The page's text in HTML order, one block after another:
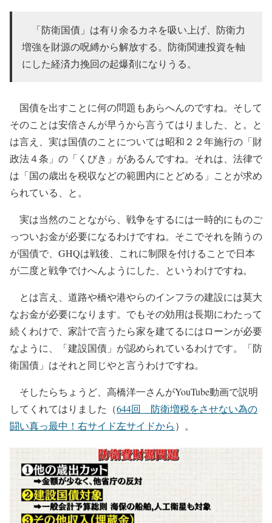
「防衛国債」は有り余るカネを吸い上げ、防衛力
増強を財源の呪縛から解放する。防衛関連投資を軸
にした経済力挽回の起爆剤になりうる。
国債を出すことに何の問題もあらへんのですね。そして
そのことは安倍さんが早うから言うてはりました、と。と
は言え、実は国債のことについては昭和２２年施行の「財
政法４条」の「くびき」があるんですね。それは、法律で
は「国の歳出を税収などの範囲内にとどめる」ことが求め
られている、と。
実は当然のことながら、戦争をするには一時的にものご
っついお金が必要になるわけですね。そこでそれを賄うの
が国債で、GHQは戦後、これに制限を付けることで日本
が二度と戦争でけへんようにした、というわけですね。
とは言え、道路や橋や港やらのインフラの建設には莫大
なお金が必要になります。でもその効用は長期にわたって
続くわけで、家計で言うたら家を建てるにはローンが必要
なように、「建設国債」が認められているわけです。「防
衛国債」はそれと同じやと言うわけですね。
そしたらちょうど、高橋洋一さんがYouTube動画で説明
してくれてはりました（644回 防衛増税をさせない為の
闘い真っ最中！右サイド左サイドから）。